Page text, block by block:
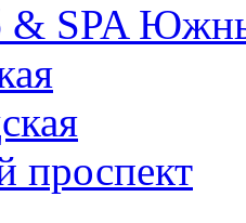
& SPA
проспект